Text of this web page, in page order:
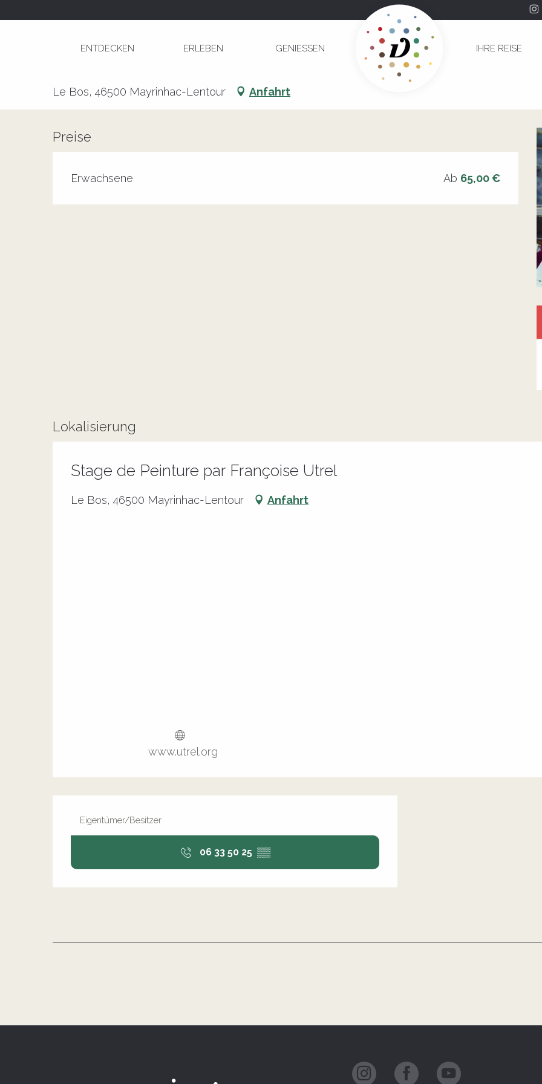
ENTDECKEN ERLEBEN GENIESSEN IHRE REISE
Le Bos, 46500 Mayrinhac-Lentour Anfahrt
Preise
Erwachsene Ab 65,00 €
Lokalisierung
Stage de Peinture par Françoise Utrel
Le Bos, 46500 Mayrinhac-Lentour Anfahrt
www.utrel.org
Eigentümer/Besitzer
06 33 50 25 ▒▒